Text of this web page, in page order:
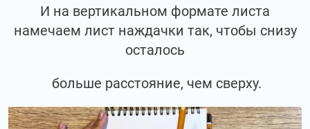
И на вертикальном формате листа
намечаем лист наждачки так, чтобы снизу
осталось
больше расстояние, чем сверху.